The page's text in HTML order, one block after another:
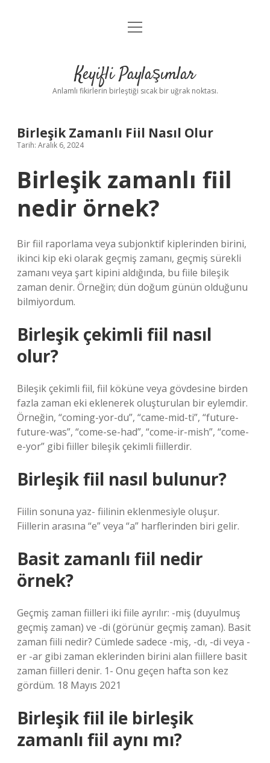
Anasayfa
Yasal Uyarı
menüyü
Keyifli Paylaşımlar
Anlamlı fikirlerin birleştiği sıcak bir uğrak noktası.
Birleşik Zamanlı Fiil Nasıl Olur
Tarih: Aralık 6, 2024
Birleşik zamanlı fiil
nedir örnek?
Bir fiil raporlama veya subjonktif kiplerinden birini,
ikinci kip eki olarak geçmiş zamanı, geçmiş sürekli
zamanı veya şart kipini aldığında, bu fiile bileşik
zaman denir. Örneğin; dün doğum günün olduğunu
bilmiyordum.
Birleşik çekimli fiil nasıl
olur?
Bileşik çekimli fiil, fiil köküne veya gövdesine birden
fazla zaman eki eklenerek oluşturulan bir eylemdir.
Örneğin, “coming-yor-du”, “came-mid-ti”, “future-
future-was”, “come-se-had”, “come-ir-mish”, “come-
e-yor” gibi fiiller bileşik çekimli fiillerdir.
Birleşik fiil nasıl bulunur?
Fiilin sonuna yaz- fiilinin eklenmesiyle oluşur.
Fiillerin arasına “e” veya “a” harflerinden biri gelir.
Basit zamanlı fiil nedir
örnek?
Geçmiş zaman fiilleri iki fiile ayrılır: -miş (duyulmuş
geçmiş zaman) ve -di (görünür geçmiş zaman). Basit
zaman fiili nedir? Cümlede sadece -miş, -dı, -di veya -
er -ar gibi zaman eklerinden birini alan fiillere basit
zaman fiilleri denir. 1- Onu geçen hafta son kez
gördüm. 18 Mayıs 2021
Birleşik fiil ile birleşik
zamanlı fiil aynı mı?